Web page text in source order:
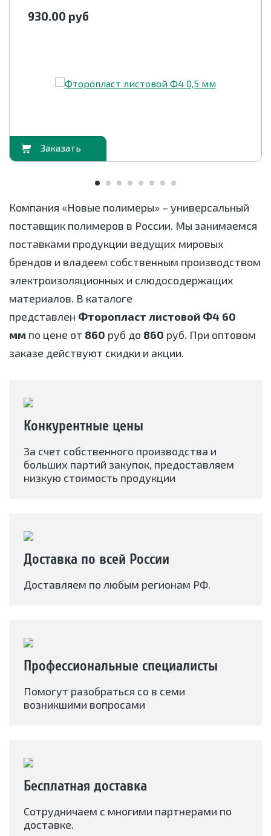
930.00 руб
Компания «Новые полимеры» – универсальный
поставщик полимеров в России. Мы занимаемся
поставками продукции ведущих мировых
брендов и владеем собственным производством
электроизоляционных и слюдосодержащих
материалов. В каталоге
представлен Фторопласт листовой Ф4 60
мм по цене от 860 руб до 860 руб. При оптовом
заказе действуют скидки и акции.
Конкурентные цены
За счет собственного производства и
больших партий закупок, предоставляем
низкую стоимость продукции
Доставка по всей России
Доставляем по любым регионам РФ.
Профессиональные специалисты
Помогут разобраться со в семи
возникшими вопросами
Бесплатная доставка
Сотрудничаем с многими партнерами по
доставке.